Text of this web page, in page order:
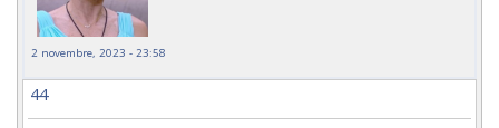
2 novembre, 2023 - 23:58
44